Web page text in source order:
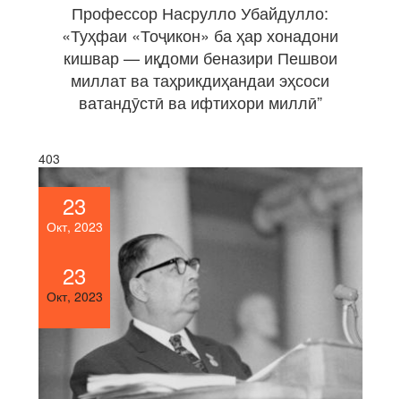
Профессор Насрулло Убайдулло:
«Туҳфаи «Тоҷикон» ба ҳар хонадони
кишвар — иқдоми беназири Пешвои
миллат ва таҳрикдиҳандаи эҳсоси
ватандӯстӣ ва ифтихори миллӣ”
403
23
Окт, 2023
23
Окт, 2023